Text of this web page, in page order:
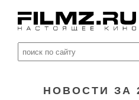
НОВОСТИ ЗА